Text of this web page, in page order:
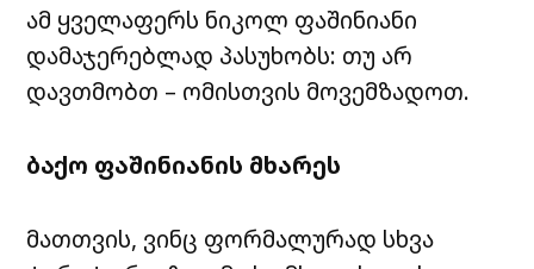
ამ ყველაფერს ნიკოლ ფაშინიანი
დამაჯერებლად პასუხობს: თუ არ
დავთმობთ – ომისთვის მოვემზადოთ.
ბაქო ფაშინიანის მხარეს
მათთვის, ვინც ფორმალურად სხვა